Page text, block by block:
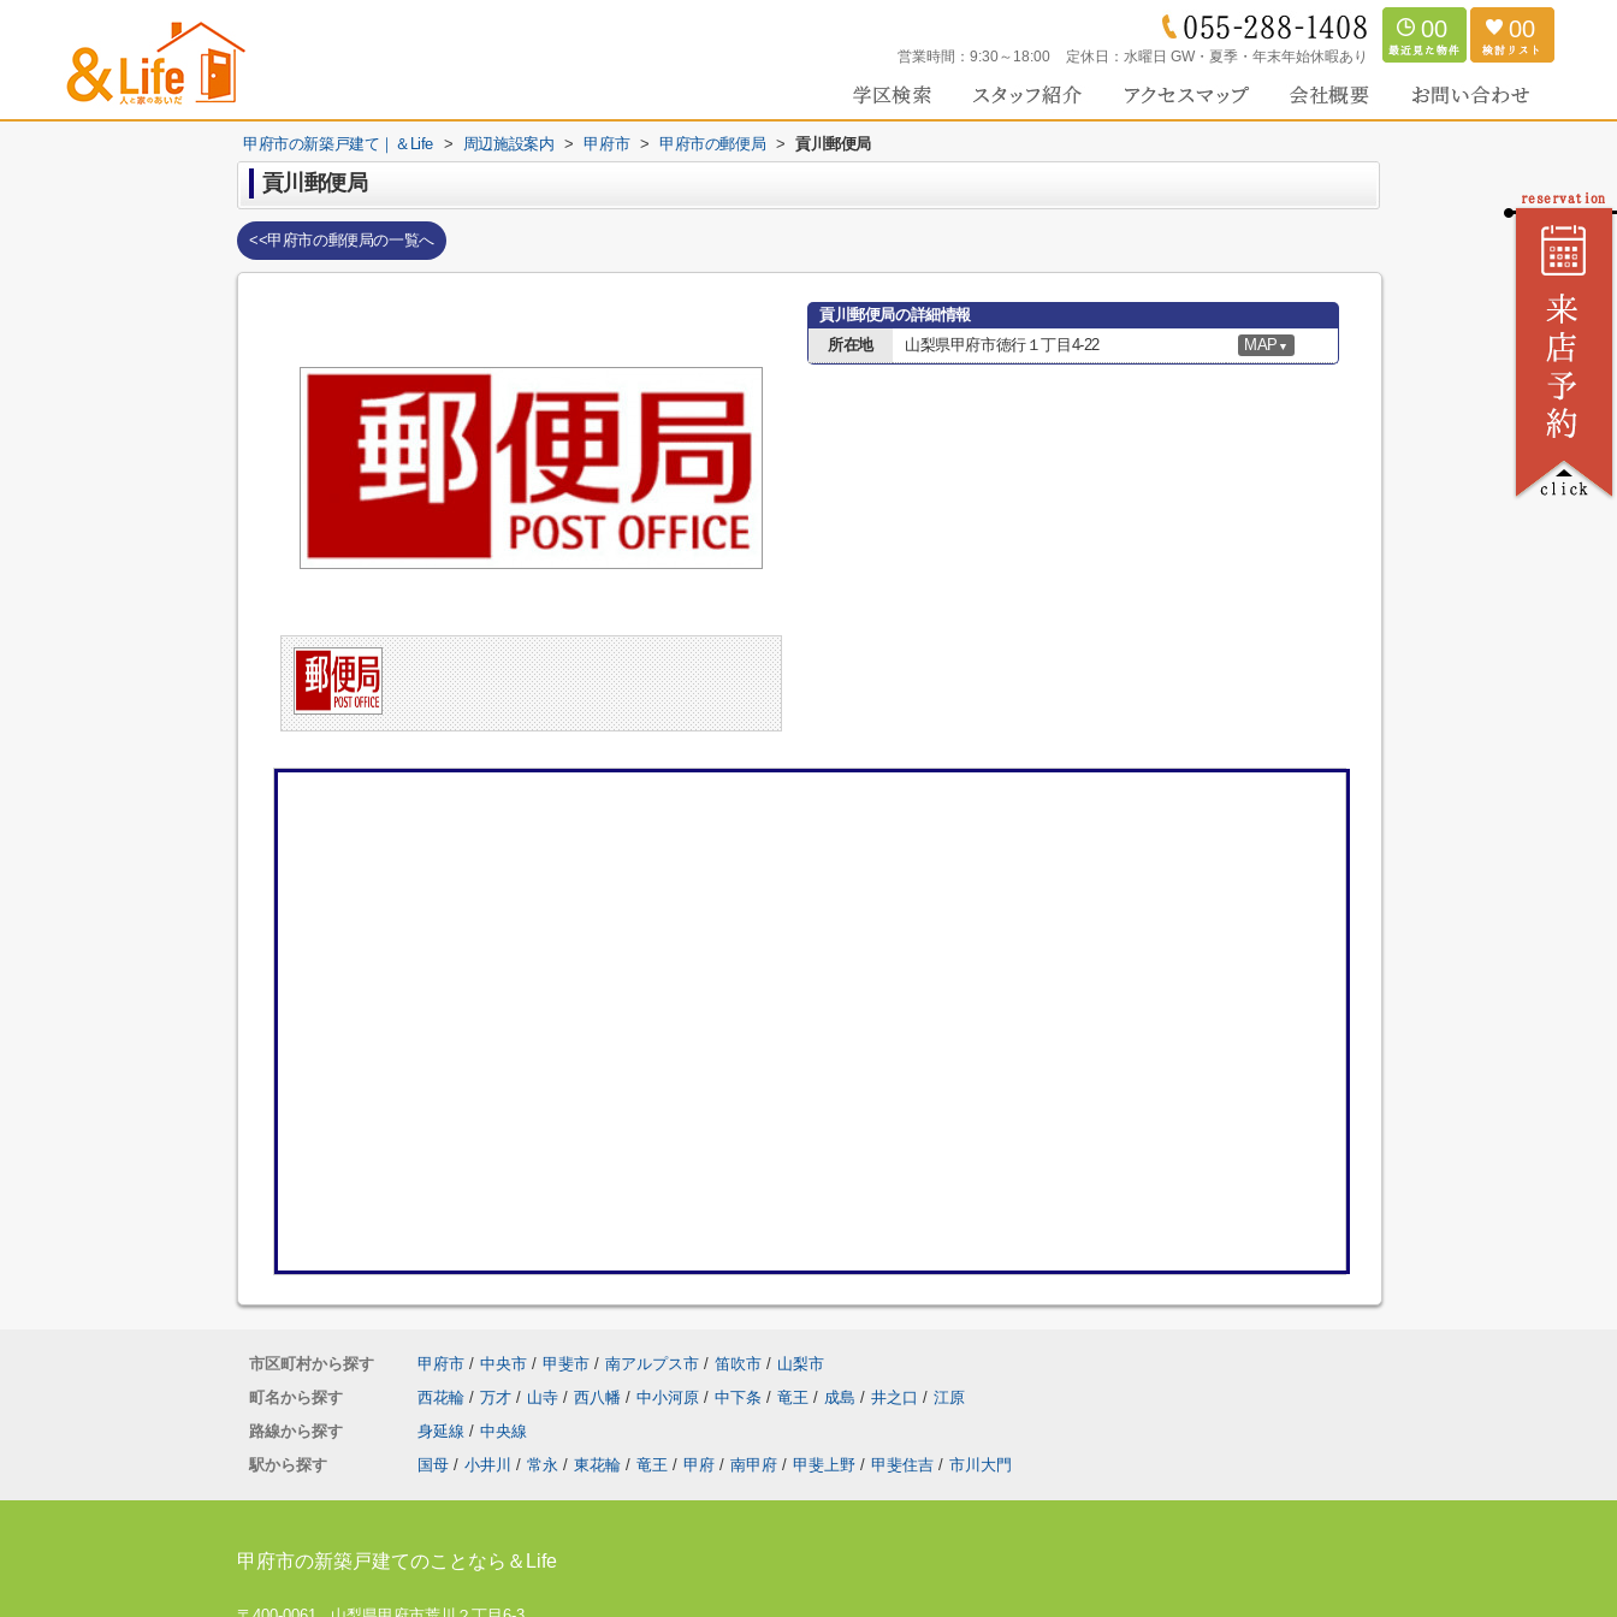
営業時間： 9:30～18:00 定休日： 水曜日 GW・夏季・年末年始休暇あり
00 00
甲府市の新築戸建て｜＆Life > 周辺施設案内 > 甲府市 > 甲府市の郵便局 > 貢川郵便局
貢川郵便局
<<甲府市の郵便局の一覧へ
貢川郵便局の詳細情報
所在地
山梨県甲府市徳行１丁目4-22 MAP ▼
市区町村から探す 甲府市 / 中央市 / 甲斐市 / 南アルプス市 / 笛吹市 / 山梨市
町名から探す
西花輪 / 万才 / 山寺 / 西八幡 / 中小河原 / 中下条 / 竜王 / 成島 / 井之口 / 江原
路線から探す
身延線 / 中央線
駅から探す
国母 / 小井川 / 常永 / 東花輪 / 竜王 / 甲府 / 南甲府 / 甲斐上野 / 甲斐住吉 / 市川大門
甲府市の新築戸建てのことなら＆Life